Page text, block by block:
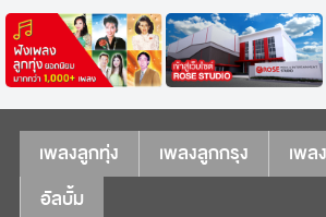
เพลงลูกทุ่ง เพลงลูกกรุง
เพล
อัลบั้ม